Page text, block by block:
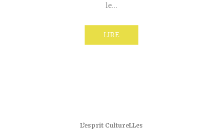
le…
LIRE
L’esprit CultureLLes